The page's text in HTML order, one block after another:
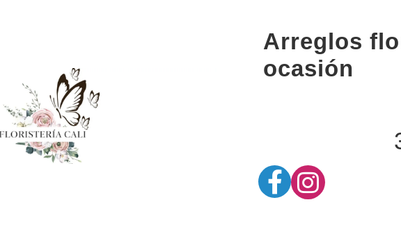
Arreglos
ocasión